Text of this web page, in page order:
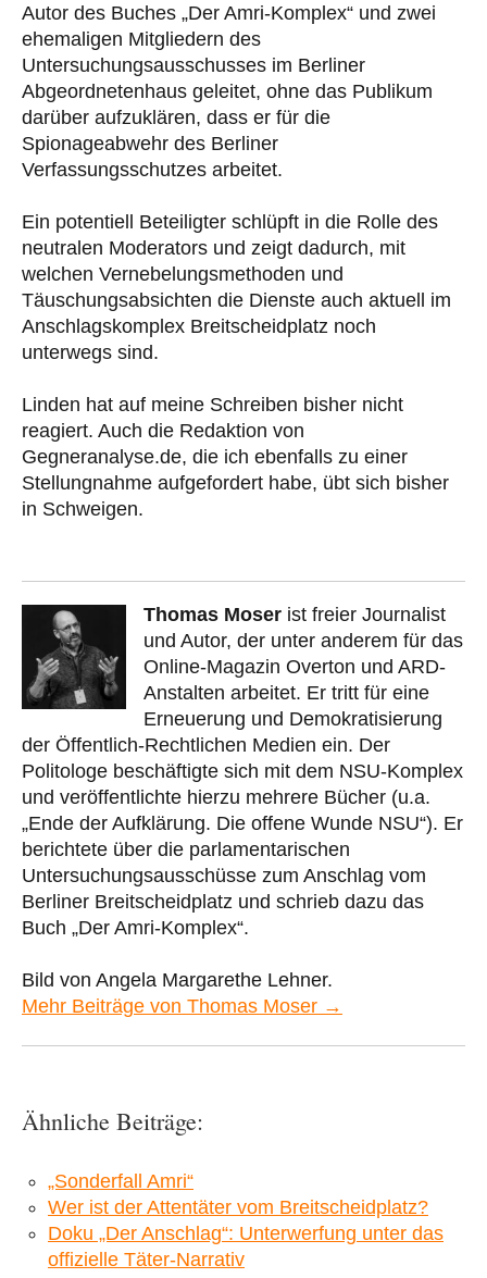
Autor des Buches „Der Amri-Komplex“ und zwei
ehemaligen Mitgliedern des
Untersuchungsausschusses im Berliner
Abgeordnetenhaus geleitet, ohne das Publikum
darüber aufzuklären, dass er für die
Spionageabwehr des Berliner
Verfassungsschutzes arbeitet.
Ein potentiell Beteiligter schlüpft in die Rolle des
neutralen Moderators und zeigt dadurch, mit
welchen Vernebelungsmethoden und
Täuschungsabsichten die Dienste auch aktuell im
Anschlagskomplex Breitscheidplatz noch
unterwegs sind.
Linden hat auf meine Schreiben bisher nicht
reagiert. Auch die Redaktion von
Gegneranalyse.de, die ich ebenfalls zu einer
Stellungnahme aufgefordert habe, übt sich bisher
in Schweigen.
Thomas Moser ist freier Journalist
und Autor, der unter anderem für das
Online-Magazin Overton und ARD-
Anstalten arbeitet. Er tritt für eine
Erneuerung und Demokratisierung
der Öffentlich-Rechtlichen Medien ein. Der
Politologe beschäftigte sich mit dem NSU-Komplex
und veröffentlichte hierzu mehrere Bücher (u.a.
„Ende der Aufklärung. Die offene Wunde NSU“). Er
berichtete über die parlamentarischen
Untersuchungsausschüsse zum Anschlag vom
Berliner Breitscheidplatz und schrieb dazu das
Buch „Der Amri-Komplex“.
Bild von Angela Margarethe Lehner.
Mehr Beiträge von Thomas Moser →
Ähnliche Beiträge:
„Sonderfall Amri“
Wer ist der Attentäter vom Breitscheidplatz?
Doku „Der Anschlag“: Unterwerfung unter das
offizielle Täter-Narrativ